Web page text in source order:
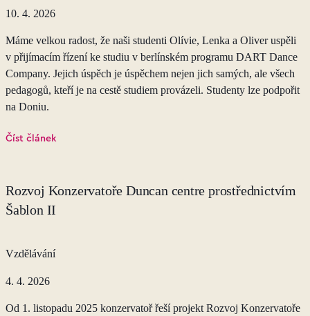
10. 4. 2026
Máme velkou radost, že naši studenti Olívie, Lenka a Oliver uspěli
v přijímacím řízení ke studiu v berlínském programu DART Dance
Company. Jejich úspěch je úspěchem nejen jich samých, ale všech
pedagogů, kteří je na cestě studiem provázeli. Studenty lze podpořit
na Doniu.
Číst článek
Rozvoj Konzervatoře Duncan centre prostřednictvím
Šablon II
Vzdělávání
4. 4. 2026
Od 1. listopadu 2025 konzervatoř řeší projekt Rozvoj Konzervatoře